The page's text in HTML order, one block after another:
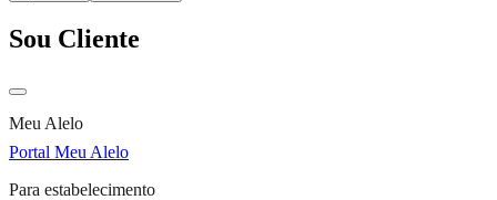
Sou Cliente
Meu Alelo
Portal Meu Alelo
Para estabelecimento